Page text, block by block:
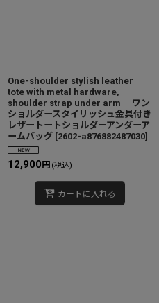
One-shoulder stylish leather
tote with metal hardware,
shoulder strap under arm ワン
ショルダースタイリッシュ金具付き
レザートートショルダーアンダーア
ームバッグ [2602-a876882487030]
12,900 円 (税込)
カートに入れる